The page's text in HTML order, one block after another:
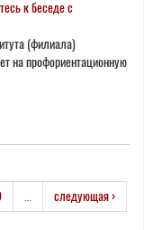
к беседе с
(филиала)
на профориентационную
следующая ›